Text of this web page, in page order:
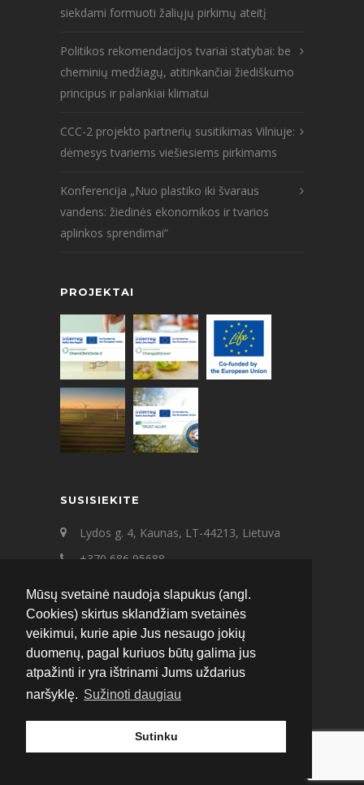
Mūsų svetainė naudoja slapukus (angl.
Cookies) skirtus sklandžiam svetainės
veikimui, kurie apie Jus nesaugo jokių
duomenų, pagal kuriuos būtų galima jus
atpažinti ir yra ištrinami Jums uždarius
naršyklę. Sužinoti daugiau
Sutinku
siekdami formuoti žaliųjų pirkimų ateitį
Politikos rekomendacijos tvariai statybai: be
cheminių medžiagų, atitinkančiai žiediškumo
principus ir palankiai klimatui
CCC-2 projekto partnerių susitikimas Vilniuje:
dėmesys tvariems viešiesiems pirkimams
Konferencija „Nuo plastiko iki švaraus
vandens: žiedinės ekonomikos ir tvarios
aplinkos sprendimai“
PROJEKTAI
SUSISIEKITE
Lydos g. 4, Kaunas, LT-44213, Lietuva
+370 686 95688
ecat@ecat.lt
Facebook
Instagram
LinkedIn
© 2020 ECAT